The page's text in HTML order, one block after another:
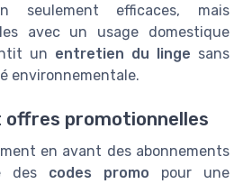
seulement efficaces, mais
avec un usage domestique
un entretien du linge sans
environnementale.
offres promotionnelles
en avant des abonnements
des codes promo pour une